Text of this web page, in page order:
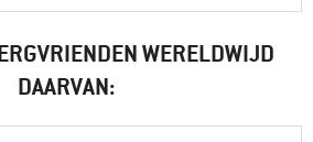
WERELDWIJD
DAARVAN: